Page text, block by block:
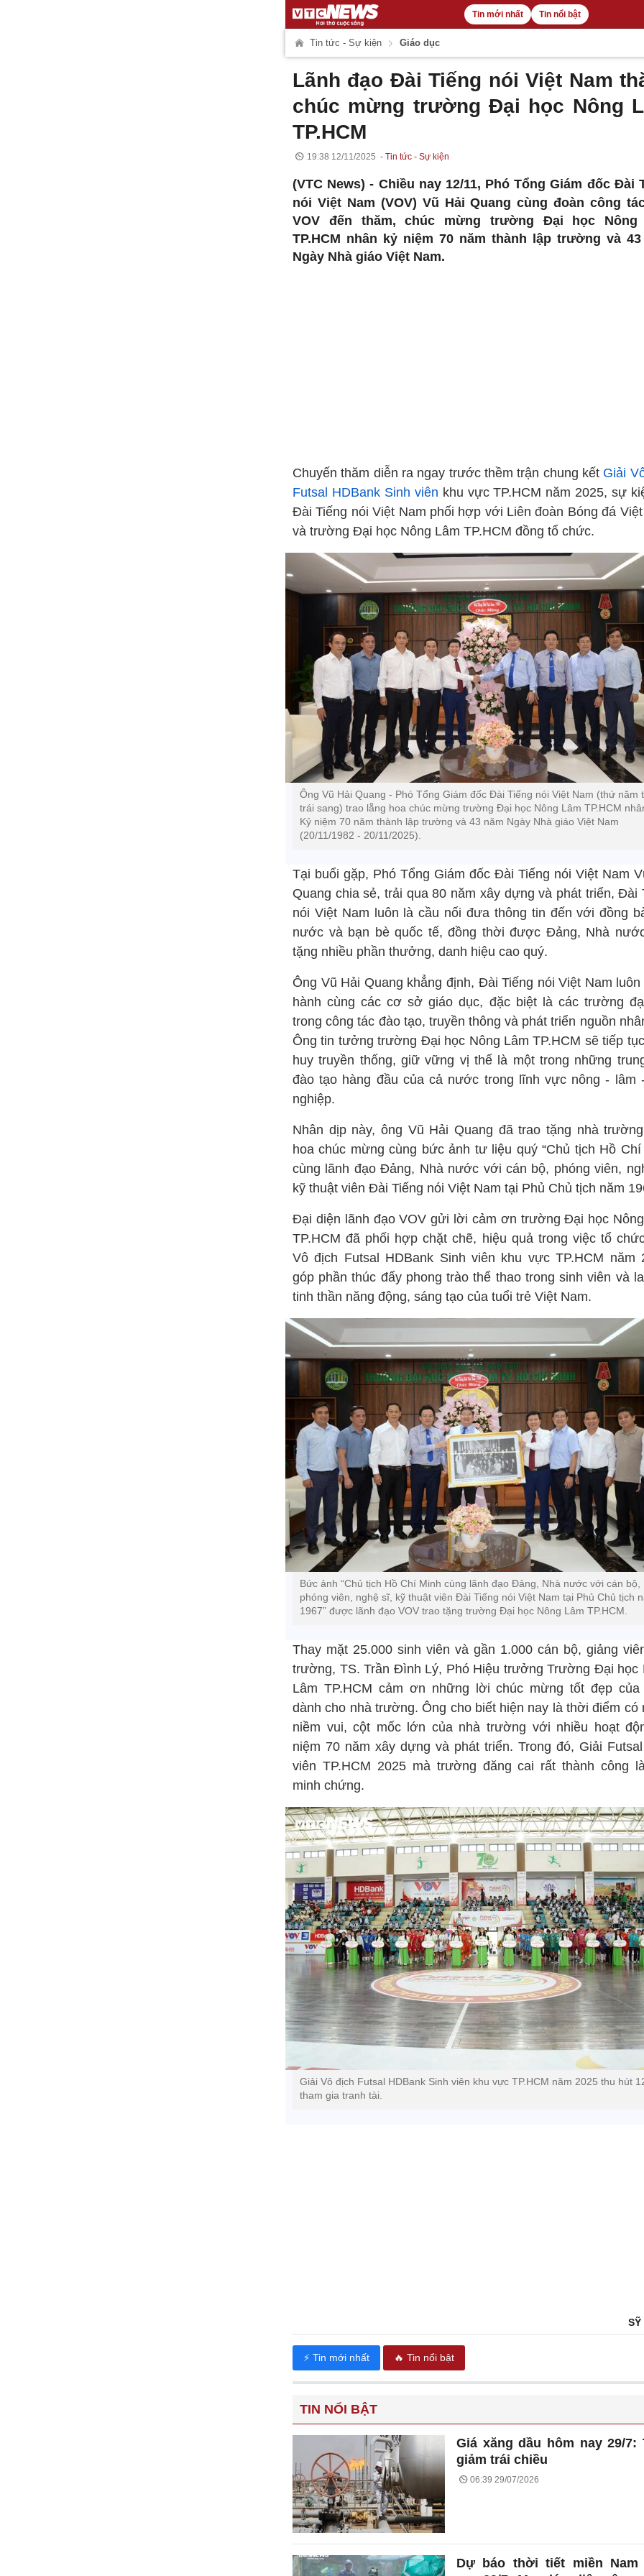
Tin mới nhất Tin nổi bật
Tin tức - Sự kiện Giáo dục
Lãnh đạo Đài Tiếng nói Việt Nam
chúc mừng trường Đại học Nông
TP.HCM
19:38 12/11/2025 Tin tức - Sự kiện
(VTC News) - Chiều nay 12/11, Phó Tổng Giám đốc Đài
nói Việt Nam (VOV) Vũ Hải Quang cùng đoàn công
VOV đến thăm, chúc mừng trường Đại học Nông
TP.HCM nhân kỷ niệm 70 năm thành lập trường và
Ngày Nhà giáo Việt Nam.
Chuyến thăm diễn ra ngay trước thềm trận chung kết Giải
Futsal HDBank Sinh viên khu vực TP.HCM năm 2025, sự
Đài Tiếng nói Việt Nam phối hợp với Liên đoàn Bóng đá
và trường Đại học Nông Lâm TP.HCM đồng tổ chức.
Ông Vũ Hải Quang - Phó Tổng Giám đốc Đài Tiếng nói Việt Nam (thứ năm
trái sang) trao lẵng hoa chúc mừng trường Đại học Nông Lâm TP.HCM
Kỷ niệm 70 năm thành lập trường và 43 năm Ngày Nhà giáo Việt Nam
(20/11/1982 - 20/11/2025).
Tại buổi gặp, Phó Tổng Giám đốc Đài Tiếng nói Việt Nam
Quang chia sẻ, trải qua 80 năm xây dựng và phát triển, Đài
nói Việt Nam luôn là cầu nối đưa thông tin đến với đồng
nước và bạn bè quốc tế, đồng thời được Đảng, Nhà
tặng nhiều phần thưởng, danh hiệu cao quý.
Ông Vũ Hải Quang khẳng định, Đài Tiếng nói Việt Nam luôn
hành cùng các cơ sở giáo dục, đặc biệt là các trường
trong công tác đào tạo, truyền thông và phát triển nguồn
Ông tin tưởng trường Đại học Nông Lâm TP.HCM sẽ tiếp
huy truyền thống, giữ vững vị thế là một trong những
đào tạo hàng đầu của cả nước trong lĩnh vực nông - lâm
nghiệp.
Nhân dịp này, ông Vũ Hải Quang đã trao tặng nhà
hoa chúc mừng cùng bức ảnh tư liệu quý “Chủ tịch Hồ Chí
cùng lãnh đạo Đảng, Nhà nước với cán bộ, phóng viên,
kỹ thuật viên Đài Tiếng nói Việt Nam tại Phủ Chủ tịch năm
Đại diện lãnh đạo VOV gửi lời cảm ơn trường Đại học
TP.HCM đã phối hợp chặt chẽ, hiệu quả trong việc tổ
Vô địch Futsal HDBank Sinh viên khu vực TP.HCM năm
góp phần thúc đẩy phong trào thể thao trong sinh viên và
tinh thần năng động, sáng tạo của tuổi trẻ Việt Nam.
Bức ảnh “Chủ tịch Hồ Chí Minh cùng lãnh đạo Đảng, Nhà nước với cán bộ,
phóng viên, nghệ sĩ, kỹ thuật viên Đài Tiếng nói Việt Nam tại Phủ Chủ tịch
1967” được lãnh đạo VOV trao tặng trường Đại học Nông Lâm TP.HCM.
Thay mặt 25.000 sinh viên và gần 1.000 cán bộ, giảng
trường, TS. Trần Đình Lý, Phó Hiệu trưởng Trường Đại học
Lâm TP.HCM cảm ơn những lời chúc mừng tốt đẹp của
dành cho nhà trường. Ông cho biết hiện nay là thời điểm có
niềm vui, cột mốc lớn của nhà trường với nhiều hoạt
niệm 70 năm xây dựng và phát triển. Trong đó, Giải
viên TP.HCM 2025 mà trường đăng cai rất thành công
minh chứng.
Giải Vô địch Futsal HDBank Sinh viên khu vực TP.HCM năm 2025 thu hút
tham gia tranh tài.
⚡ Tin mới nhất 🔥 Tin nổi bật
TIN NỔI BẬT
Giá xăng dầu hôm nay 29/7:
giảm trái chiều
06:39 29/07/2026
Dự báo thời tiết miền Nam